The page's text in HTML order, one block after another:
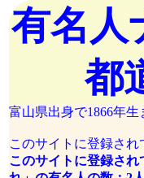
有名
都
富山県出身で1866年生
このサイトに登録され
このサイトに登録され